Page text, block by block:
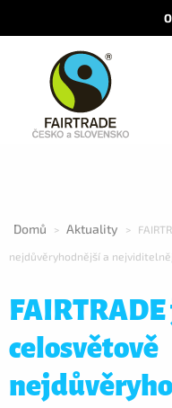
Domů > Aktuality >
nejdůvěryhodnější a
celosvětově